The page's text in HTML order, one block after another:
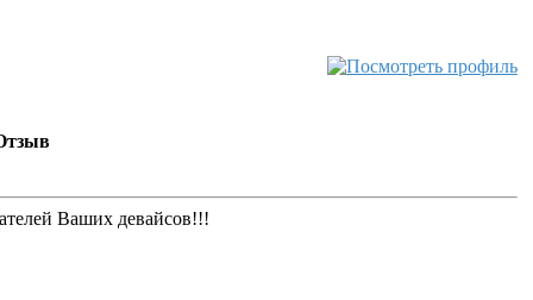
Ваших девайсов!!!